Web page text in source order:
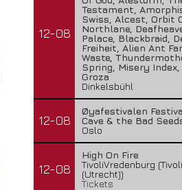
12-08
Testament,
Swiss, Alcest, Orbit
Northlane,
Palace, Blackbraid,
Freiheit, Alien Ant
Waste,
Spring, Misery Index,
Groza
Dinkelsbühl
12-08
Øyafestivalen
Cave & the Bad
Oslo
12-08
High On Fire
TivoliVredenburg
(Utrecht))
Tickets